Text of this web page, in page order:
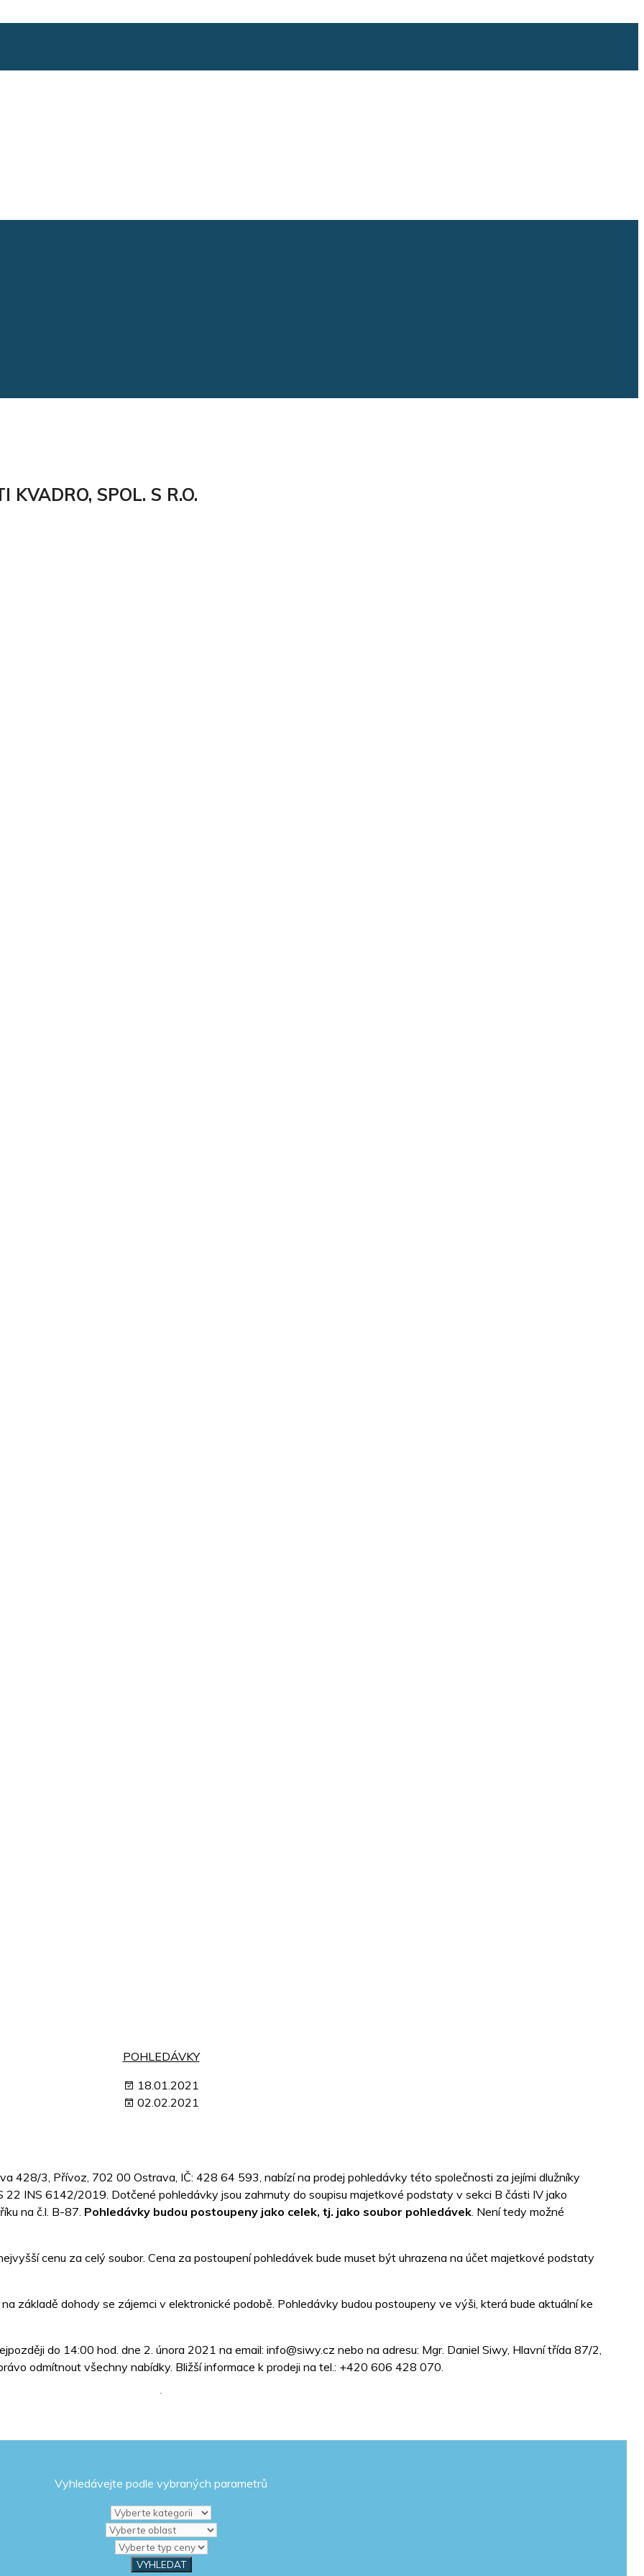
KVADRO, SPOL. S R.O.
POHLEDÁVKY
18.01.2021
02.02.2021
428/3, Přívoz, 702 00 Ostrava, IČ: 428 64 593, nabízí na prodej pohledávky této společnosti za jejími dlužníky
22 INS 6142/2019. Dotčené pohledávky jsou zahrnuty do soupisu majetkové podstaty v sekci B části IV jako
na č.l. B-87. Pohledávky budou postoupeny jako celek, tj. jako soubor pohledávek . Není tedy možné
cenu za celý soubor. Cena za postoupení pohledávek bude muset být uhrazena na účet majetkové podstaty
základě dohody se zájemci v elektronické podobě. Pohledávky budou postoupeny ve výši, která bude aktuální ke
do 14:00 hod. dne 2. února 2021 na email: info@siwy.cz nebo na adresu: Mgr. Daniel Siwy, Hlavní třída 87/2,
odmítnout všechny nabídky. Bližší informace k prodeji na tel.: +420 606 428 070.
Vyhledávejte podle vybraných parametrů